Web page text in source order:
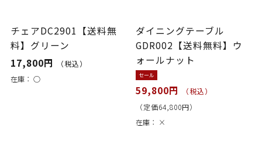
チェアDC2901【送料無
料】グリーン
17,800円
（税込）
在庫： ○
ダイニングテーブル
GDR002【送料無料】ウ
ォールナット
セール
59,800円
（税込）
（定価64,800円）
在庫： ×